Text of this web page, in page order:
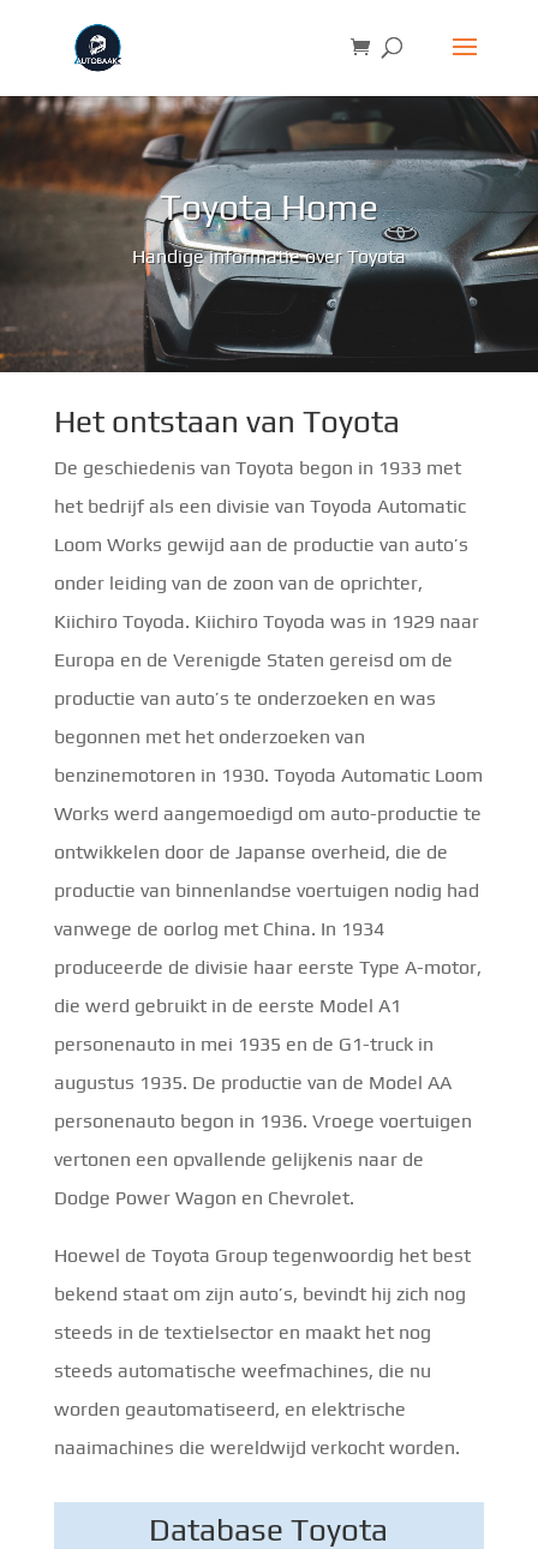
Toyota Home
Handige informatie over Toyota
Het ontstaan van Toyota
De geschiedenis van Toyota begon in 1933 met
het bedrijf als een divisie van Toyoda Automatic
Loom Works gewijd aan de productie van auto’s
onder leiding van de zoon van de oprichter,
Kiichiro Toyoda. Kiichiro Toyoda was in 1929 naar
Europa en de Verenigde Staten gereisd om de
productie van auto’s te onderzoeken en was
begonnen met het onderzoeken van
benzinemotoren in 1930. Toyoda Automatic Loom
Works werd aangemoedigd om auto-productie te
ontwikkelen door de Japanse overheid, die de
productie van binnenlandse voertuigen nodig had
vanwege de oorlog met China. In 1934
produceerde de divisie haar eerste Type A-motor,
die werd gebruikt in de eerste Model A1
personenauto in mei 1935 en de G1-truck in
augustus 1935. De productie van de Model AA
personenauto begon in 1936. Vroege voertuigen
vertonen een opvallende gelijkenis naar de
Dodge Power Wagon en Chevrolet.
Hoewel de Toyota Group tegenwoordig het best
bekend staat om zijn auto’s, bevindt hij zich nog
steeds in de textielsector en maakt het nog
steeds automatische weefmachines, die nu
worden geautomatiseerd, en elektrische
naaimachines die wereldwijd verkocht worden.
Database Toyota